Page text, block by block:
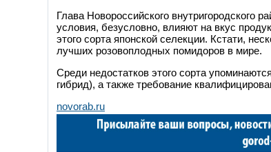
Глава Новороссийского внутригородского
условия, безусловно, влияют на вкус
этого сорта японской селекции. Кстати,
лучших розовоплодных помидоров в мире.
Среди недостатков этого сорта
гибрид), а также требование
novorab.ru